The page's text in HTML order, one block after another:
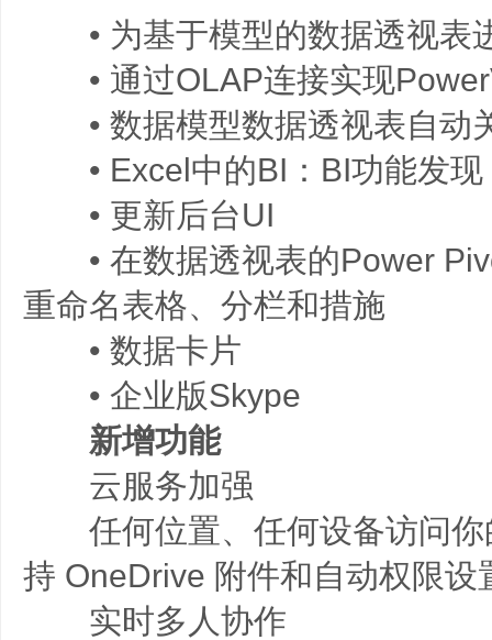
• 为基于模型的数据透视表
• 通过OLAP连接实现
• 数据模型数据透视表自动
• Excel中的BI：BI功能发现
• 更新后台UI
• 在数据透视表的Power
重命名表格、分栏和措施
• 数据卡片
• 企业版Skype
新增功能
云服务加强
任何位置、任何设备访问你
持 OneDrive 附件和自动权限设
实时多人协作